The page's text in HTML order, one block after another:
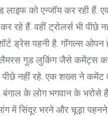
लाइफ को एन्जॉय कर रही
रहे हैं. वहीं ट्रोलर्स भी
ड्रेस पहनी है. गॉगल्स
गुड लुकिंग जैसे कमेंट्स
पीछे नहीं रहे. एक शख्स ने
बंगाल के लोग भगवान के
में सिंदूर भरने और चूड़़ा